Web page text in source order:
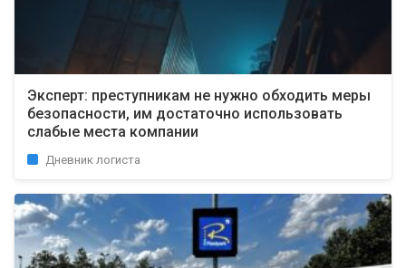
Эксперт: преступникам не нужно обходить меры
безопасности, им достаточно использовать
слабые места компании
Дневник логиста